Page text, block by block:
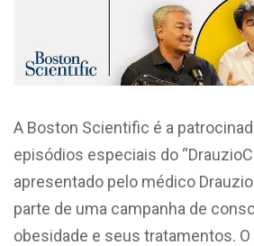
A Boston Scientific é a
episódios especiais do
apresentado pelo médico
parte de uma campanha de
obesidade e seus tratamentos.